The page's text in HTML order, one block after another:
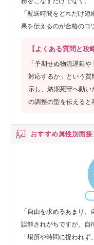
「配送時間をどれだけ
果を伝えるのが合格のコ
【よくある質問と攻
「予期せぬ物流遅延
対応するか」という
示し、納期死守へ動い
の調整の型を伝えると
おすすめ属性別面接
「自由を求めるあまり
誤解されがちですが、自
「場所や時間に捉われ